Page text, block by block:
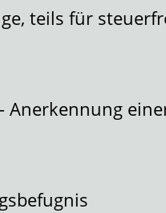
teils für